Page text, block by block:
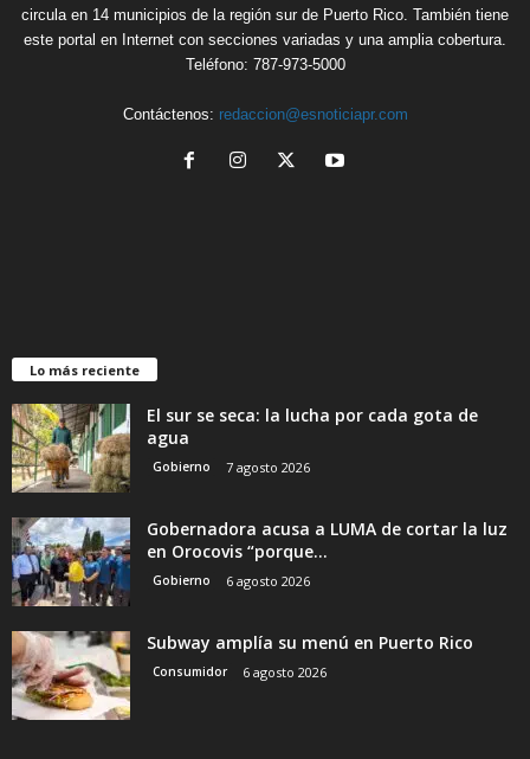
circula en 14 municipios de la región sur de Puerto Rico. También tiene
este portal en Internet con secciones variadas y una amplia cobertura.
Teléfono: 787-973-5000
Contáctenos: redaccion@esnoticiapr.com
Lo más reciente
El sur se seca: la lucha por cada gota de
agua
Gobierno 7 agosto 2026
Gobernadora acusa a LUMA de cortar la luz
en Orocovis “porque...
Gobierno 6 agosto 2026
Subway amplía su menú en Puerto Rico
Consumidor 6 agosto 2026